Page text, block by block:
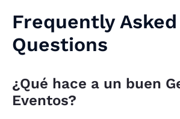
Frequently Asked
Questions
¿Qué hace a un buen
Eventos?